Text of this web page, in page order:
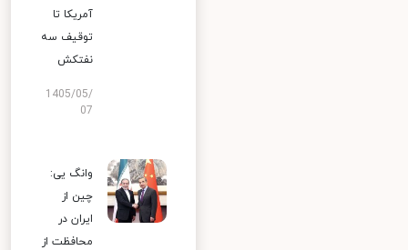
آمریکا تا
توقیف سه
نفتکش
1405/05/
07
وانگ یی:
چین از
ایران در
محافظت از